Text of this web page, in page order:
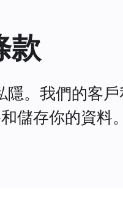
款
隱。我們的客
儲存你的資料。